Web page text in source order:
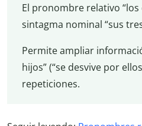
El pronombre relativo “los
sintagma nominal “sus
Permite ampliar
hijos” (“se desvive por
repeticiones.